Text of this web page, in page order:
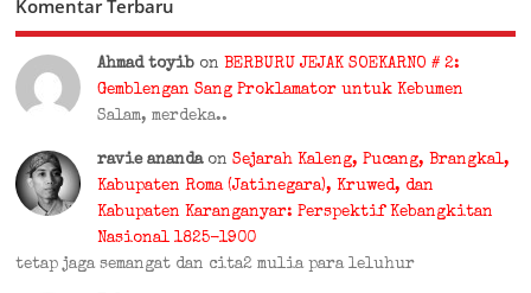
Komentar Terbaru
Ahmad toyib on BERBURU JEJAK SOEKARNO # 2:
Gemblengan Sang Proklamator untuk Kebumen
Salam, merdeka..
ravie ananda on Sejarah Kaleng, Pucang, Brangkal,
Kabupaten Roma (Jatinegara), Kruwed, dan
Kabupaten Karanganyar: Perspektif Kebangkitan
Nasional 1825-1900
tetap jaga semangat dan cita2 mulia para leluhur